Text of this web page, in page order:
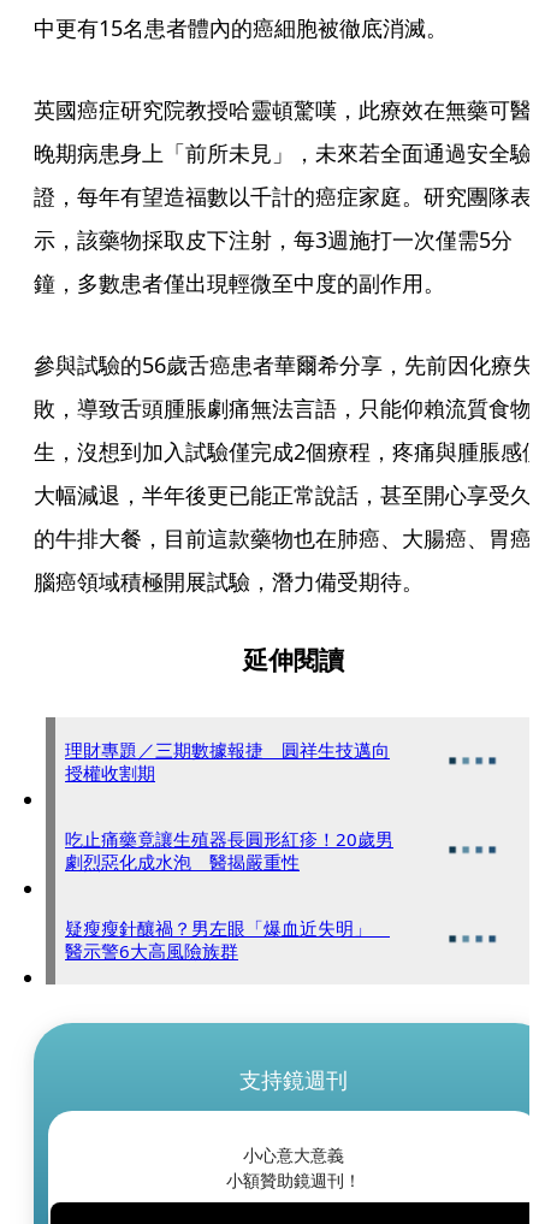
中更有15名患者體內的癌細胞被徹底消滅。
英國癌症研究院教授哈靈頓驚嘆，此療效在無藥可醫
晚期病患身上「前所未見」，未來若全面通過安全驗
證，每年有望造福數以千計的癌症家庭。研究團隊表
示，該藥物採取皮下注射，每3週施打一次僅需5分
鐘，多數患者僅出現輕微至中度的副作用。
參與試驗的56歲舌癌患者華爾希分享，先前因化療失
敗，導致舌頭腫脹劇痛無法言語，只能仰賴流質食物
生，沒想到加入試驗僅完成2個療程，疼痛與腫脹感
大幅減退，半年後更已能正常說話，甚至開心享受久
的牛排大餐，目前這款藥物也在肺癌、大腸癌、胃癌
腦癌領域積極開展試驗，潛力備受期待。
延伸閱讀
理財專題／三期數據報捷 圓祥生技邁向
授權收割期
吃止痛藥竟讓生殖器長圓形紅疹！20歲男
劇烈惡化成水泡 醫揭嚴重性
疑瘦瘦針釀禍？男左眼「爆血近失明」
醫示警6大高風險族群
支持鏡週刊
小心意大意義
小額贊助鏡週刊！